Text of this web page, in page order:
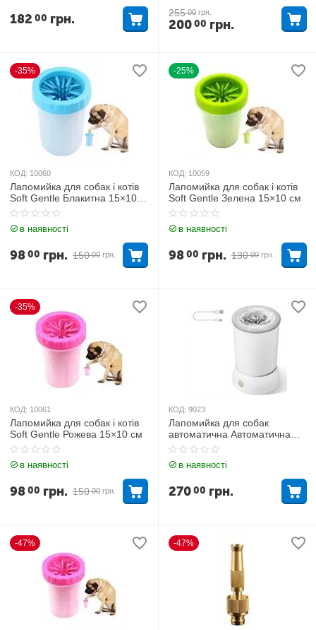
182 00 грн. 255 00 грн.
20000 грн.
-35%
КОД: 10060
Лапомийка для собак і котів
Soft Gentle Блакитна 15×10
см
в наявності
150 00 грн.
9800 грн.
-25%
КОД: 10059
Лапомийка для собак і котів
Soft Gentle Зелена 15×10 см
в наявності
130 00 грн.
9800 грн.
-35%
КОД: 10061
Лапомийка для собак і котів
Soft Gentle Рожева 15×10 см
в наявності
150 00 грн.
9800 грн.
КОД: 9023
Лапомийка для собак
автоматична Автоматична
лапомийка USB
в наявності
27000 грн.
-47% -47%